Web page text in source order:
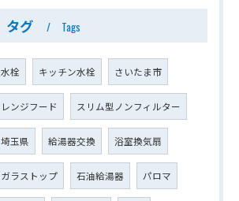
タグ Tags
水栓 キッチン水栓 さいたま市
レンジフード スリム型ノンフィルター
埼玉県 給湯器交換 浴室換気扇
ガラストップ 石油給湯器 パロマ